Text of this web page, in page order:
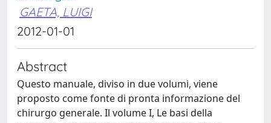
GAETA, LUIGI
2012-01-01
Abstract
Questo manuale, diviso in due volumi, viene
proposto come fonte di pronta informazione del
chirurgo generale. Il volume I, Le basi della